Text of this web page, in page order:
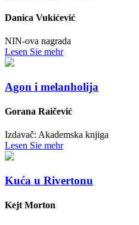
Danica Vukićević
NIN-ova nagrada
Lesen Sie mehr
Agon i melanholija
Goranа Raičević
Izdavač: Akademska knjiga
Lesen Sie mehr
Kuća u Rivertonu
Kejt Morton